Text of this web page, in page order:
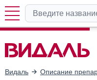
Видаль Описание